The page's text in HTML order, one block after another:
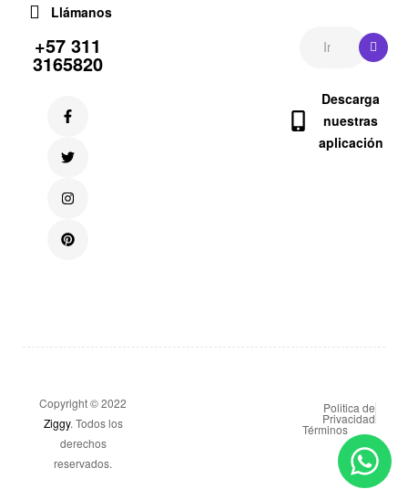
Llámanos
+57 311
3165820
Descarga
nuestras
aplicación
Copyright © 2022
Ziggy. Todos los
derechos
reservados.
Politica de
Privacidad
Términos